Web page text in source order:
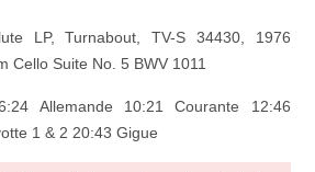
Reproductor
LP, Turnabout, TV-S 34430, 1976
Cello Suite No. 5 BWV 1011
Allemande 10:21 Courante 12:46
1 & 2 20:43 Gigue